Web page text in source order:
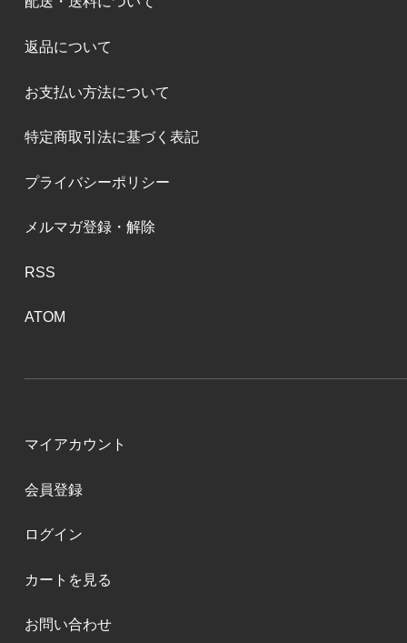
返品について
お支払い方法について
特定商取引法に基づく表記
プライバシーポリシー
メルマガ登録・解除
RSS
ATOM
マイアカウント
会員登録
ログイン
カートを見る
お問い合わせ